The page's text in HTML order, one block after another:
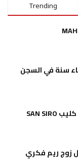
Trending
سنة في السجن
زوج ريم فكري